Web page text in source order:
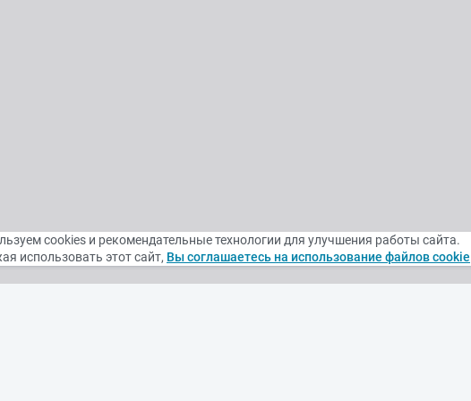
cookies и рекомендательные технологии для улучшения работы сайта.
использовать этот сайт, Вы соглашаетесь на использование файлов cookie